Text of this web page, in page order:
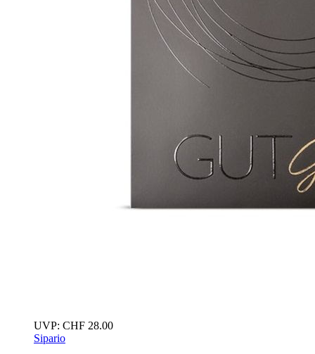
UVP: CHF 28.00
Sipario